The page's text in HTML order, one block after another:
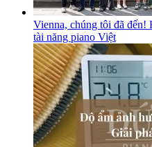
Vienna, chúng tôi đã đến!
tài năng piano Việt